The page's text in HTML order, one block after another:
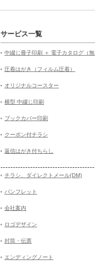
サービス一覧
中綴じ冊子印刷 ＋ 電子カタログ（
圧着はがき（フィルム圧着）
オリジナルコースター
横型 中綴じ印刷
ブックカバー印刷
クーポン付チラシ
返信はがき付ちらし
チラシ、ダイレクトメール(DM)
パンフレット
会社案内
ロゴデザイン
封筒・伝票
エンディングノート